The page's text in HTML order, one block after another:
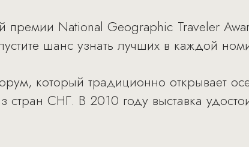
премии National Geographic Traveler
шанс узнать лучших в каждой
который традиционно открывает
стран СНГ. В 2010 году выставка